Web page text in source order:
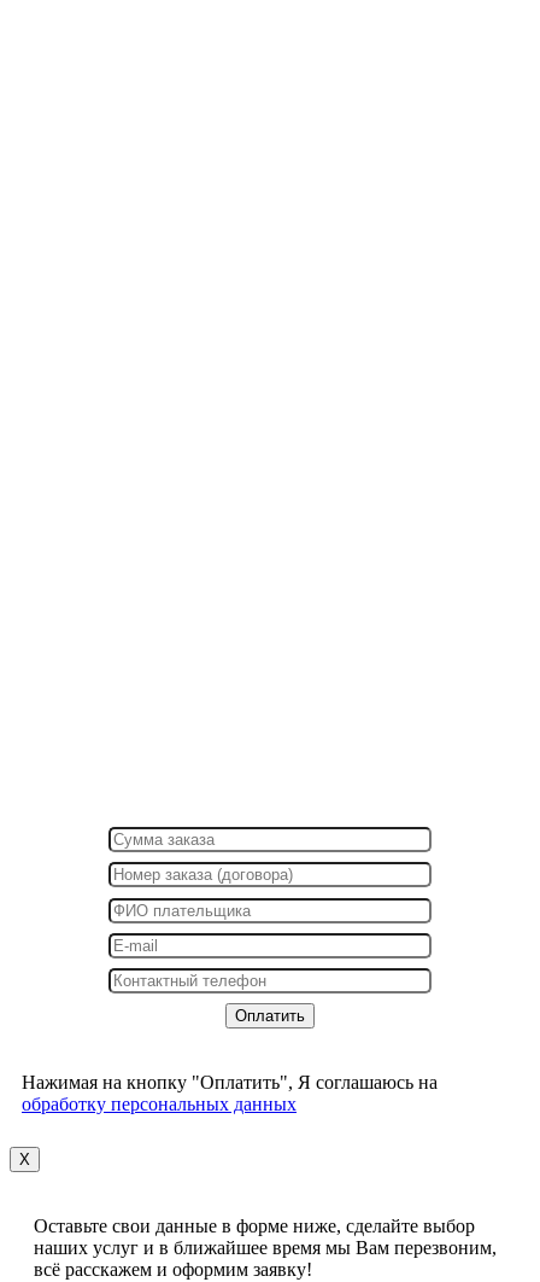
Нажимая на кнопку "Оплатить", Я соглашаюсь на
обработку персональных данных
X
Оставьте свои данные в форме ниже, сделайте выбор
наших услуг и в ближайшее время мы Вам перезвоним,
всё расскажем и оформим заявку!